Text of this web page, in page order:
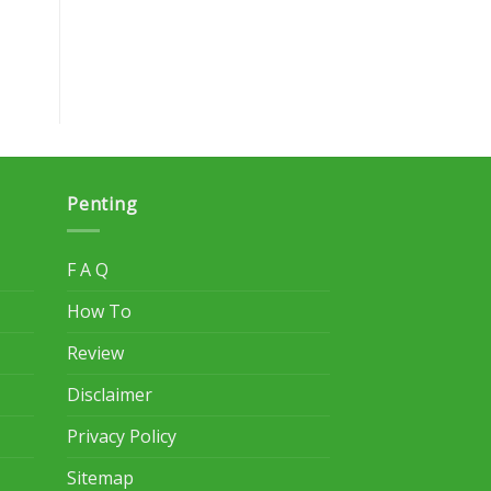
Penting
F A Q
How To
Review
Disclaimer
Privacy Policy
Sitemap